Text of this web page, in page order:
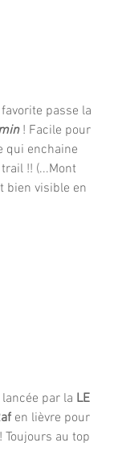
passe la
! Facile pour
qui enchaine
!! (...Mont
bien visible en
par la LE
en lièvre pour
au top